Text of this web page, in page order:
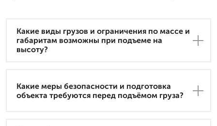
Какие виды грузов и ограничения по массе и
габаритам возможны при подъеме на
высоту?
Какие меры безопасности и подготовка
объекта требуются перед подъёмом груза?